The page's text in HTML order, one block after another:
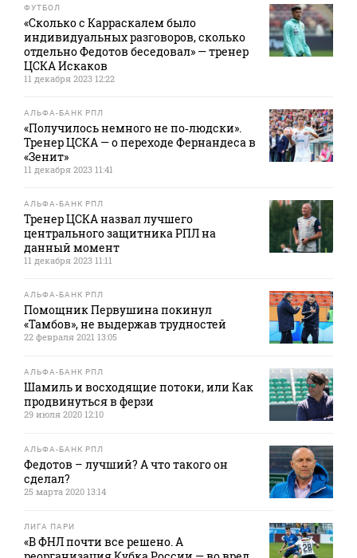
ФУТБОЛ
«Сколько с Карраскалем было
индивидуальных разговоров, сколько
отдельно Федотов беседовал» — тренер
ЦСКА Искаков
11 декабря 2023 12:22
АЛЬФА-БАНК РПЛ
«Получилось немного не по‑людски».
Тренер ЦСКА — о переходе Фернандеса в
«Зенит»
11 декабря 2023 11:41
АЛЬФА-БАНК РПЛ
Тренер ЦСКА назвал лучшего
центрального защитника РПЛ на
данный момент
11 декабря 2023 11:11
АЛЬФА-БАНК РПЛ
Помощник Первушина покинул
«Тамбов», не выдержав трудностей
22 февраля 2021 13:05
АЛЬФА-БАНК РПЛ
Шамиль и восходящие потоки, или Как
продвинуться в ферзи
29 июля 2020 12:10
АЛЬФА-БАНК РПЛ
Федотов – лучший? А что такого он
сделал?
25 марта 2020 13:14
ЛИГА ПАРИ
«В ФНЛ почти все решено. А